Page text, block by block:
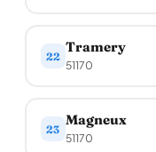
22
Tramery
51170
23
Magneux
51170